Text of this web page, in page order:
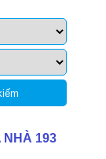
NHÀ 193